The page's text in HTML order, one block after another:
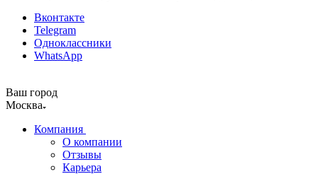
Вконтакте
Telegram
Одноклассники
WhatsApp
Ваш город
Москва
Компания
О компании
Отзывы
Карьера